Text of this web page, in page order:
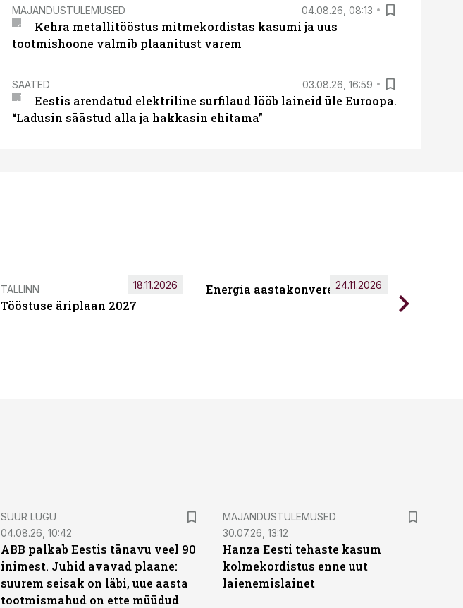
MAJANDUSTULEMUSED 04.08.26, 08:13
Kehra metallitööstus mitmekordistas kasumi ja uus
tootmishoone valmib plaanitust varem
SAATED 03.08.26, 16:59
Eestis arendatud elektriline surfilaud lööb laineid üle Euroopa.
“Ladusin säästud alla ja hakkasin ehitama”
TALLINN
Tööstuse äriplaan 2027
18.11.2026 Energia aastakonverents 2026
24.11.2026
SUUR LUGU
04.08.26, 10:42
ABB palkab Eestis tänavu veel 90
inimest. Juhid avavad plaane:
suurem seisak on läbi, uue aasta
tootmismahud on ette müüdud
MAJANDUSTULEMUSED
30.07.26, 13:12
Hanza Eesti tehaste kasum
kolmekordistus enne uut
laienemislainet